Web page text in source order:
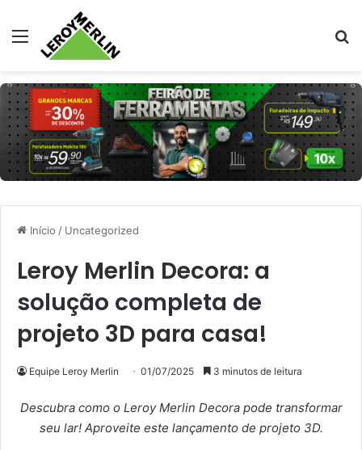
Menu
Início / Uncategorized
Leroy Merlin Decora: a
solução completa de
projeto 3D para casa!
Equipe Leroy Merlin 01/07/2025 3 minutos de leitura
Descubra como o Leroy Merlin Decora pode transformar
seu lar! Aproveite este lançamento de projeto 3D.